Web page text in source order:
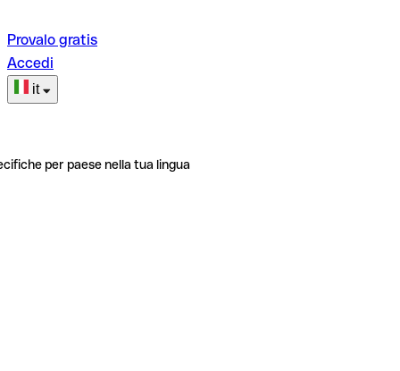
Provalo gratis
Accedi
it
per paese nella tua lingua